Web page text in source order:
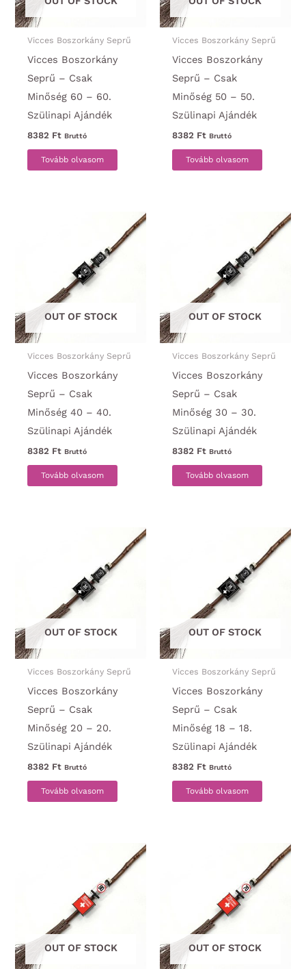
Vicces Boszorkány Seprű
Vicces Boszorkány
Seprű – Csak
Minőség 60 – 60.
Szülinapi Ajándék
8382 Ft Bruttó
Tovább olvasom
Vicces Boszorkány Seprű
Vicces Boszorkány
Seprű – Csak
Minőség 50 – 50.
Szülinapi Ajándék
8382 Ft Bruttó
Tovább olvasom
OUT OF STOCK
Vicces Boszorkány Seprű
Vicces Boszorkány
Seprű – Csak
Minőség 40 – 40.
Szülinapi Ajándék
8382 Ft Bruttó
Tovább olvasom
OUT OF STOCK
Vicces Boszorkány Seprű
Vicces Boszorkány
Seprű – Csak
Minőség 30 – 30.
Szülinapi Ajándék
8382 Ft Bruttó
Tovább olvasom
OUT OF STOCK
Vicces Boszorkány Seprű
Vicces Boszorkány
Seprű – Csak
Minőség 20 – 20.
Szülinapi Ajándék
8382 Ft Bruttó
Tovább olvasom
OUT OF STOCK
Vicces Boszorkány Seprű
Vicces Boszorkány
Seprű – Csak
Minőség 18 – 18.
Szülinapi Ajándék
8382 Ft Bruttó
Tovább olvasom
OUT OF STOCK OUT OF STOCK